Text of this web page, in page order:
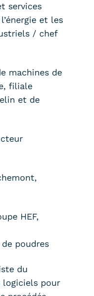
services
et les
/ chef
machines de
filiale
et de
HEF,
poudres
du
logiciels pour